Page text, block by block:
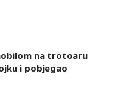
na trotoaru
i pobjegao